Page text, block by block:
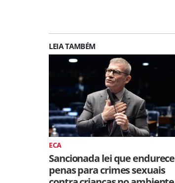
LEIA TAMBÉM
ECA
Sancionada lei que endurece
penas para crimes sexuais